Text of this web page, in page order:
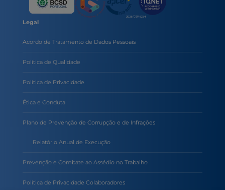
Legal
Acordo de Tratamento de Dados Pessoais
Política de Qualidade
Política de Privacidade
Ética e Conduta
Plano de Prevenção de Corrupção e de Infrações
Relatório Anual de Execução
Prevenção e Combate ao Assédio no Trabalho
Política de Privacidade Colaboradores